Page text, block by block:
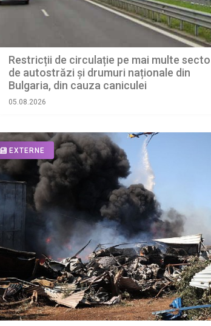
Restricții de circulație pe mai multe
de autostrăzi și drumuri naționale din
Bulgaria, din cauza caniculei
05.08.2026
EXTERNE